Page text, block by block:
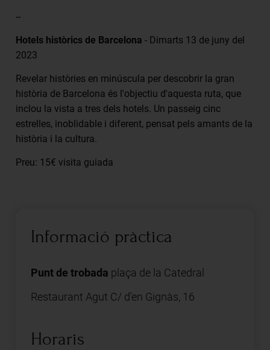
--
Hotels històrics de Barcelona - Dimarts 13 de juny del
2023
Revelar històries en minúscula per descobrir la gran
història de Barcelona és l'objectiu d'aquesta ruta, que
inclou la vista a tres dels hotels. Un passeig cinc
estrelles, inoblidable i diferent, pensat pels amants de la
història i la cultura.
Preu: 15€ visita guiada
Informació pràctica
Punt de trobada plaça de la Catedral
Restaurant Agut C/ d'en Gignàs, 16
Horaris